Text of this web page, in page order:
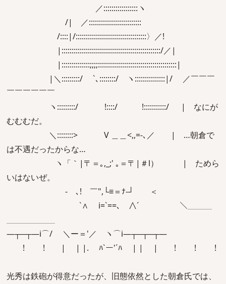
／:::::::::::::::::ヽ
/| ／::::::::::::::::::::::::::ゝ
/::::|/:::::::::::::::::::::::::::::::::::〉／!
|:::::::::::::::::::::::::::::::::::::::::::::::::/／|
|::::::::::::::;;;;:::::::::::::::::::::::::::::::::::::::|
|＼:::::::::/ `､::::::::/ ヽ:::::::::::::::|/ ／￣￣￣
￣￣￣￣￣￣
ヽ:::::::::/ !::::/ !:::::::::::/ | なにが
むむむだ。
＼::::::::> V ＿＿<,,=-､／ | …朝倉で
は不遇だったからな…
ヽ「｀|〒＝｡,_;' ｡＝〒|＃l） | ためら
いはないぜ。
‐ゝ､! ￣",└≡＝ﾅ-┘ ＜
`∧ i=`==､ ∧´ ＼＿＿＿
―┬─┬―i⌒/ ＼ー＝'／ ヽ⌒i―┬─┬─┬―
! ! | | |. ﾊ`ー'´ﾊ | | | ! ! !
光秀は鉄砲が得意だったが、旧態依然とした朝倉氏では、